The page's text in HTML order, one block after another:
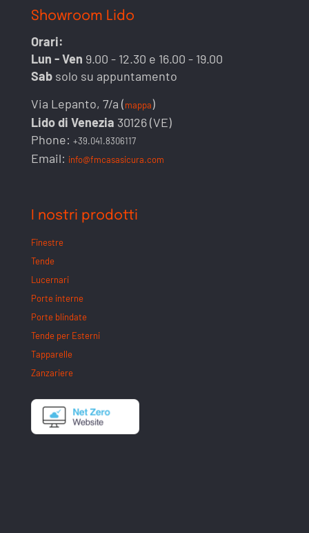
Showroom Lido
Orari:
Lun - Ven 9.00 - 12.30 e 16.00 - 19.00
Sab solo su appuntamento
Via Lepanto, 7/a (mappa)
Lido di Venezia 30126 (VE)
Phone: +39.041.8306117
Email: info@fmcasasicura.com
I nostri prodotti
Finestre
Tende
Lucernari
Porte interne
Porte blindate
Tende per Esterni
Tapparelle
Zanzariere